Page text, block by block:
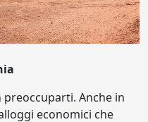
Anche in
economici che